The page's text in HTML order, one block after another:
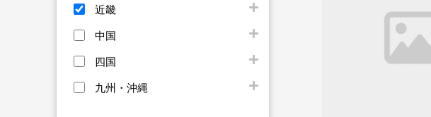
近畿
中国
四国
九州・沖縄